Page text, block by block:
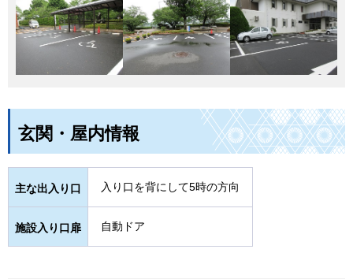
玄関・屋内情報
主な出入り口 入り口を背にして5時の方向
施設入り口扉 自動ドア